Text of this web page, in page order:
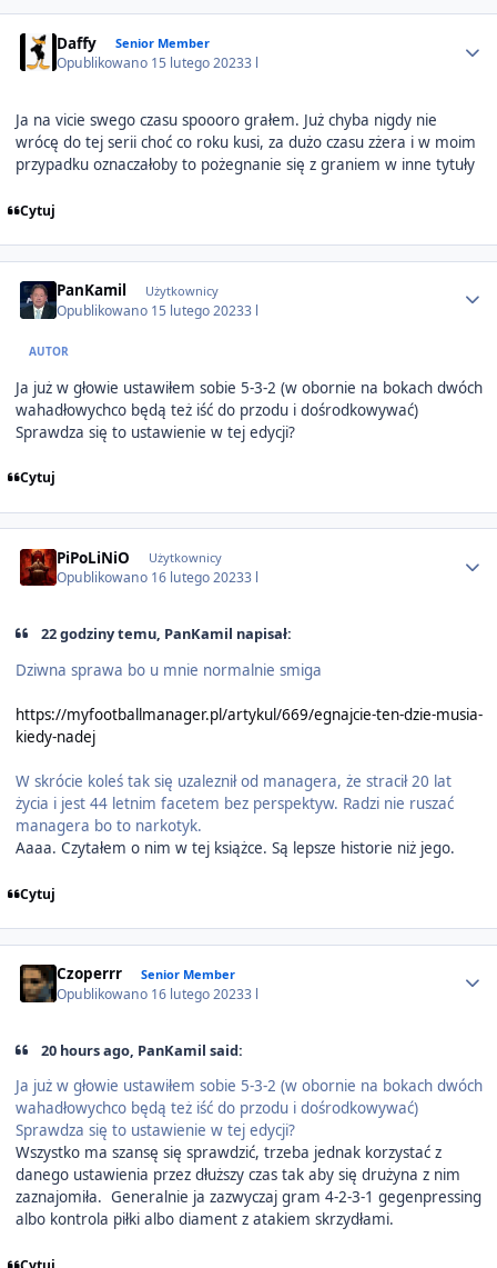
Daffy Senior Member
Opublikowano 15 lutego 20233 l
Ja na vicie swego czasu spoooro grałem. Już chyba nigdy nie
wrócę do tej serii choć co roku kusi, za dużo czasu zżera i w moim
przypadku oznaczałoby to pożegnanie się z graniem w inne tytuły
Cytuj
PanKamil Użytkownicy
Opublikowano 15 lutego 20233 l
AUTOR
Ja już w głowie ustawiłem sobie 5-3-2 (w obornie na bokach dwóch
wahadłowychco będą też iść do przodu i dośrodkowywać)
Sprawdza się to ustawienie w tej edycji?
Cytuj
PiPoLiNiO Użytkownicy
Opublikowano 16 lutego 20233 l
22 godziny temu, PanKamil napisał:
Dziwna sprawa bo u mnie normalnie smiga
https://myfootballmanager.pl/artykul/669/egnajcie-ten-dzie-musia-
kiedy-nadej
W skrócie koleś tak się uzaleznił od managera, że stracił 20 lat
życia i jest 44 letnim facetem bez perspektyw. Radzi nie ruszać
managera bo to narkotyk.
Aaaa. Czytałem o nim w tej książce. Są lepsze historie niż jego.
Cytuj
Czoperrr Senior Member
Opublikowano 16 lutego 20233 l
20 hours ago, PanKamil said:
Ja już w głowie ustawiłem sobie 5-3-2 (w obornie na bokach dwóch
wahadłowychco będą też iść do przodu i dośrodkowywać)
Sprawdza się to ustawienie w tej edycji?
Wszystko ma szansę się sprawdzić, trzeba jednak korzystać z
danego ustawienia przez dłuższy czas tak aby się drużyna z nim
zaznajomiła. Generalnie ja zazwyczaj gram 4-2-3-1 gegenpressing
albo kontrola piłki albo diament z atakiem skrzydłami.